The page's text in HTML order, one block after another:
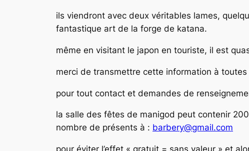
ils viendront avec deux véritables lames,
fantastique art de la forge de katana.
même en visitant le japon en touriste, il est
merci de transmettre cette information à
pour tout contact et demandes de
la salle des fêtes de manigod peut contenir
nombre de présents à : barbery@gmail.com